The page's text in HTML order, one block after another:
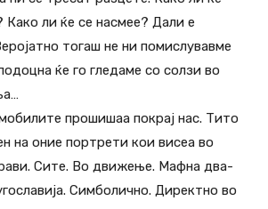
ли ќе се насмее? Дали е
тогаш не ни помислувавме
ќе го гледаме со солзи во
прошишаа покрај нас. Тито
на оние портрети кои висеа во
Сите. Во движење. Мафна два-
Симболично. Директно во